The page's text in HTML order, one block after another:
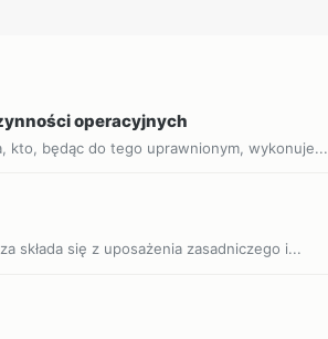
operacyjnych
kto, będąc do tego uprawnionym, wykonuje...
składa się z uposażenia zasadniczego i...